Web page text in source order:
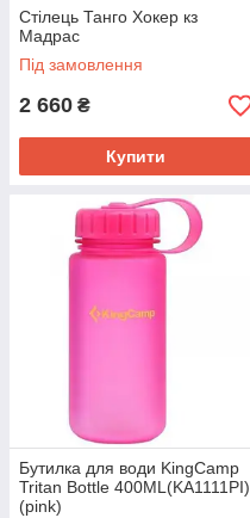
Стілець Танго Хокер кз
Мадрас
Під замовлення
2 660 ₴
Купити
Бутилка для води KingCamp
Tritan Bottle 400ML(KA1111PI)
(pink)